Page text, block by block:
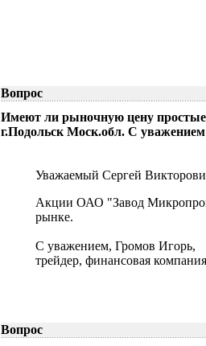
Вопрос
Имеют ли рыночную цену
г.Подольск Моск.обл. С
Уважаемый Сергей
Акции ОАО "Завод
рынке.
С уважением, Громов Игорь,
трейдер, финансовая
Вопрос